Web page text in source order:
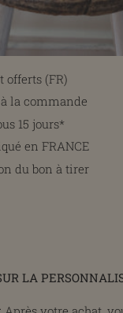
offerts (FR)
la commande
15 jours*
en FRANCE
du bon à tirer
LA